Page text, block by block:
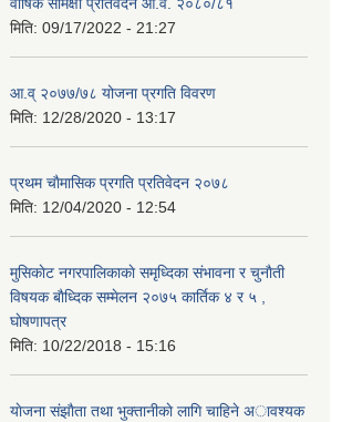
वार्षिक समिक्षा प्रतिवेदन आ.व. २०८०/८१
मिति: 09/17/2022 - 21:27
आ.व् २०७७/७८ योजना प्रगति विवरण
मिति: 12/28/2020 - 13:17
प्रथम चाैमासिक प्रगति प्रतिवेदन २०७८
मिति: 12/04/2020 - 12:54
मुसिकाेट नगरपालिकाकाे समृध्दिका संभावना र चुनाैती
विषयक बाैध्दिक सम्मेलन २०७५ कार्तिक ४ र ५ ,
घाेषणापत्र
मिति: 10/22/2018 - 15:16
याेजना संझाैता तथा भुक्तानीकाे लागि चाहिने अावश्यक